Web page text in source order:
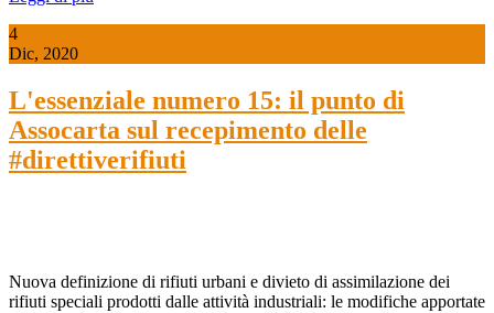
4
Dic, 2020
L'essenziale numero 15: il punto di
Assocarta sul recepimento delle
#direttiverifiuti
Nuova definizione di rifiuti urbani e divieto di assimilazione dei
rifiuti speciali prodotti dalle attività industriali: le modifiche apportate